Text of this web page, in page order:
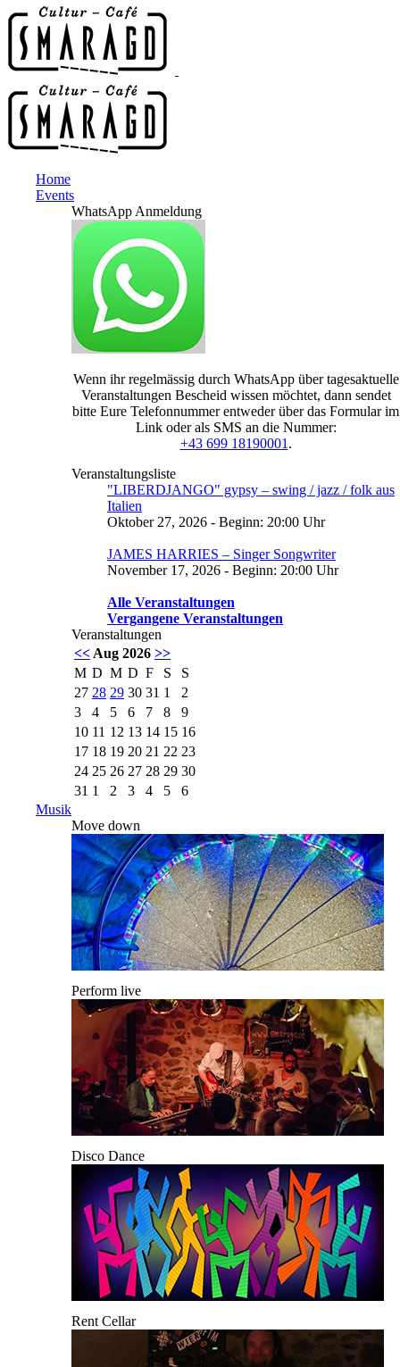
Home
Events
WhatsApp Anmeldung
Wenn ihr regelmässig durch WhatsApp über tagesaktuelle
Veranstaltungen Bescheid wissen möchtet, dann sendet
bitte Eure Telefonnummer entweder über das Formular im
Link oder als SMS an die Nummer:
+43 699 18190001 .
Veranstaltungsliste
"LIBERDJANGO" gypsy – swing / jazz / folk aus
Italien
Oktober 27, 2026 - Beginn: 20:00 Uhr
JAMES HARRIES – Singer Songwriter
November 17, 2026 - Beginn: 20:00 Uhr
Alle Veranstaltungen
Vergangene Veranstaltungen
Veranstaltungen
<< Aug 2026 >>
M D M D F S
S
27 28 29 30 31 1
2
3
4 5 6 7 8
9
10 11 12 13 14 15 16
17 18 19 20 21 22 23
24 25 26 27 28 29 30
31 1 2 3 4 5
6
Musik
Move down
Perform live
Disco Dance
Rent Cellar